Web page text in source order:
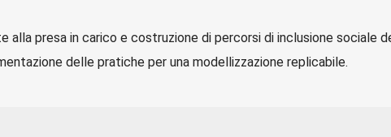
alla presa in carico e costruzione di percorsi di inclusione sociale
delle pratiche per una modellizzazione replicabile.